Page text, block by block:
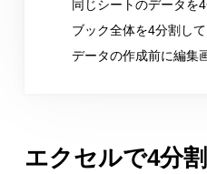
同じシートのデータを
ブック全体を4分割し
データの作成前に編集
エクセルで4分